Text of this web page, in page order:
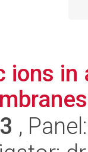
ions
,